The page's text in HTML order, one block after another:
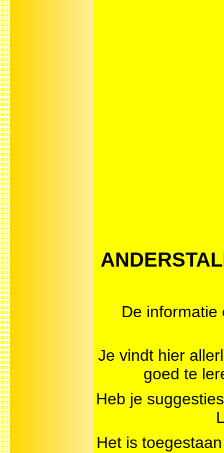
De informatie
Je vindt hier
goed te
Heb je
Het is